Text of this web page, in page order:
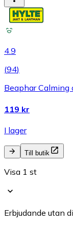
4.9
(94)
Beaphar Calming
119 kr
I lager
Till butik
Visa 1 st
Erbjudande utan